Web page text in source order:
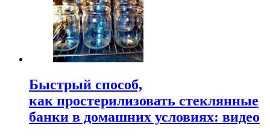
Быстрый способ,
как простерилизовать стеклянные
банки в домашних условиях: видео